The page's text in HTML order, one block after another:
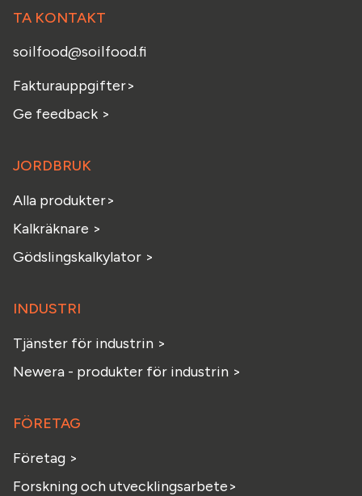
TA KONTAKT
soilfood@soilfood.fi
Fakturauppgifter>
Ge feedback >
JORDBRUK
Alla produkter>
Kalkräknare >
Gödslingskalkylator >
INDUSTRI
Tjänster för industrin >
Newera - produkter för industrin >
FÖRETAG
Företag >
Forskning och utvecklingsarbete>